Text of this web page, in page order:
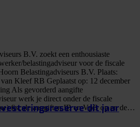
B.V. zoekt een enthousiaste
belastingadviseur voor de fiscale
Belastingadviseurs B.V. Plaats:
Kleef RB Geplaatst op: 12 december
Als gevorderd aangifte
werk je direct onder de fiscale
fiscale aangiften IB en VpB op en de…
dit jaar